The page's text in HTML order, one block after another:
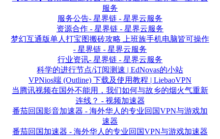
服务
服务公告- 星界链 - 星界云服务
资源合作 - 星界链 - 星界云服务
梦幻互通版单人打宝图搬砖攻略 上班族手机电脑皆可操作
- 星界链 - 星界云服务
行业资讯- 星界链 - 星界云服务
科学的进行节点/订阅测速 | EdNovas的小站
VPNios端 (Outline) 下载及使用教程 | LiebaoVPN
当腾讯视频在国外不能用，我们如何与故乡的烟火气重新
连线？ - 视频加速器
番茄回国影音加速器 - 海外华人的专业回国VPN与游戏加
速器
番茄回国加速器 - 海外华人的专业回国VPN与游戏加速器